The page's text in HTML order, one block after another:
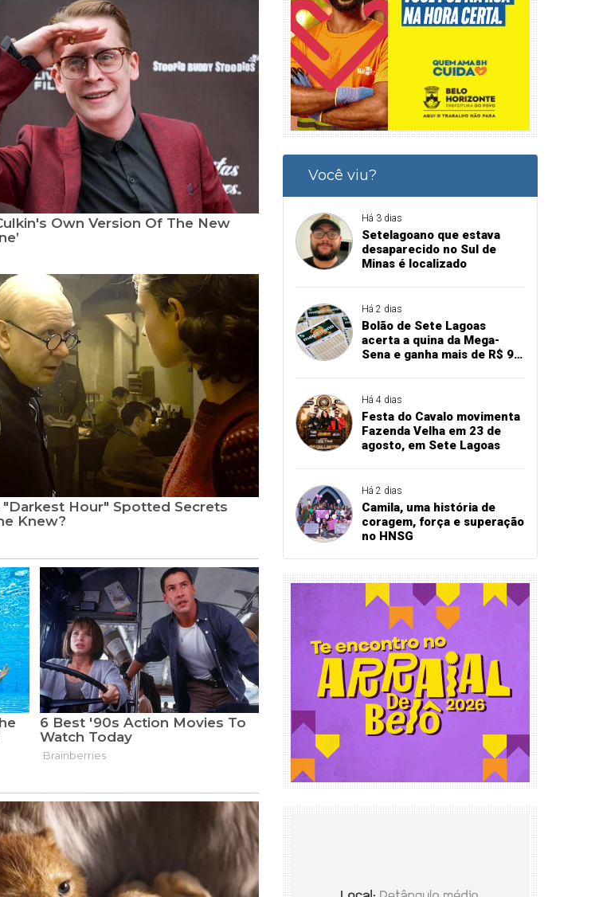
Você viu?
Há 3 dias
Setelagoano que estava
desaparecido no Sul de
Minas é localizado
Há 2 dias
Bolão de Sete Lagoas
acerta a quina da Mega-
Sena e ganha mais de R$ 94
Há 4 dias
Festa do Cavalo movimenta
Fazenda Velha em 23 de
agosto, em Sete Lagoas
Há 2 dias
Camila, uma história de
coragem, força e superação
no HNSG